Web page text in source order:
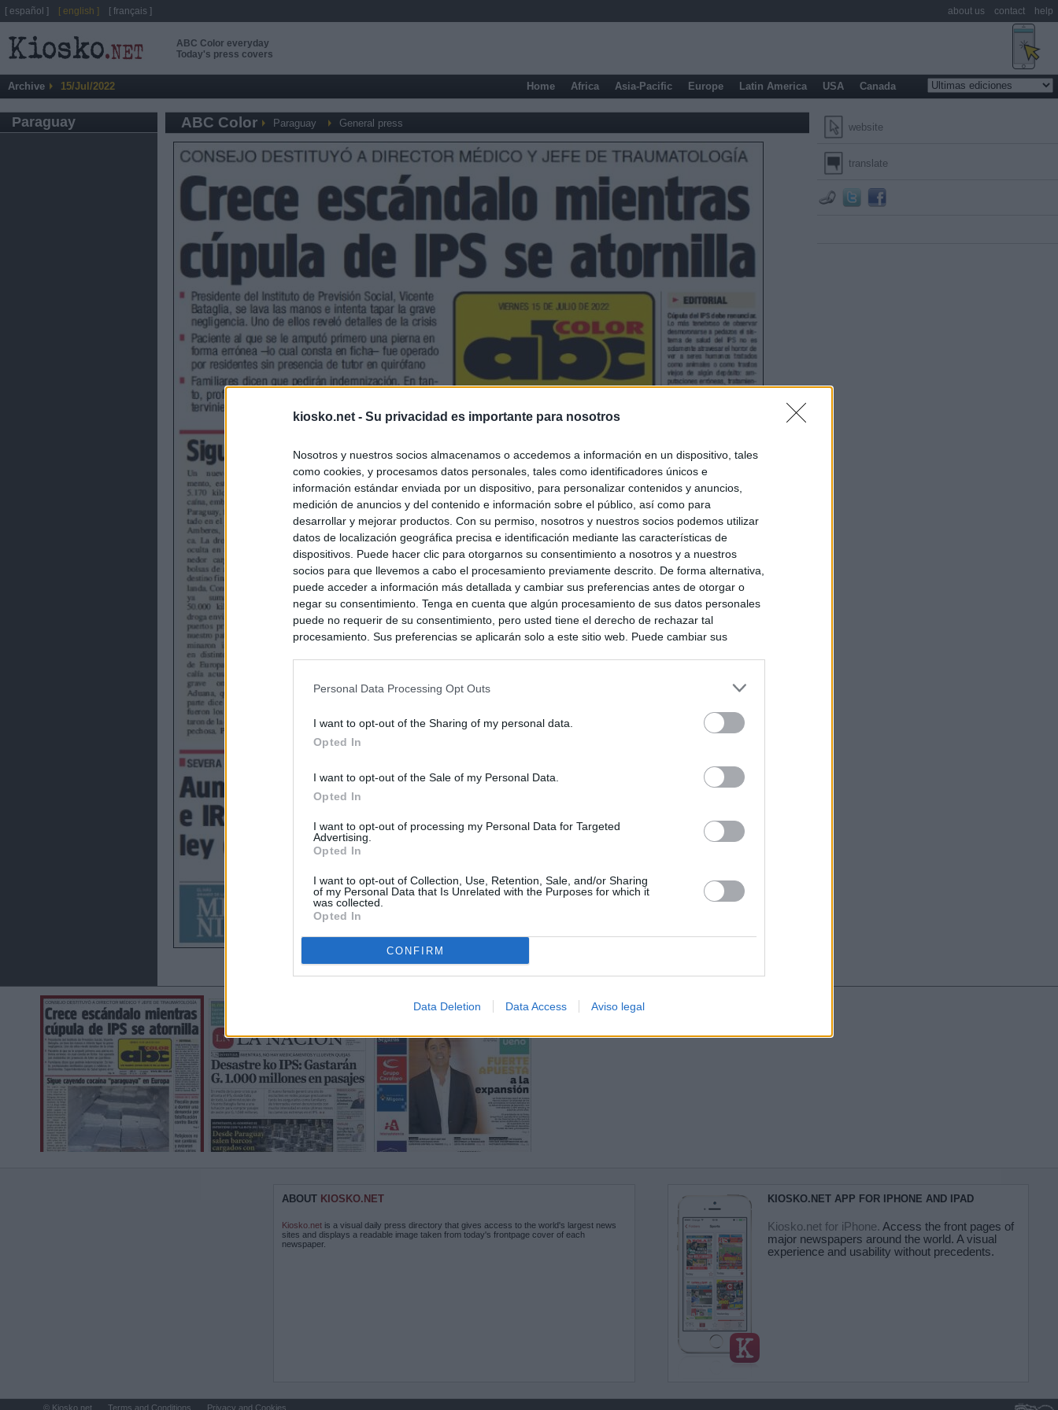
kiosko.net - Su privacidad es importante para nosotros
Nosotros y nuestros socios almacenamos o accedemos a información en un dispositivo, tales
como cookies, y procesamos datos personales, tales como identificadores únicos e
información estándar enviada por un dispositivo, para personalizar contenidos y anuncios,
medición de anuncios y del contenido e información sobre el público, así como para
desarrollar y mejorar productos. Con su permiso, nosotros y nuestros socios podemos utilizar
datos de localización geográfica precisa e identificación mediante las características de
dispositivos. Puede hacer clic para otorgarnos su consentimiento a nosotros y a nuestros
socios para que llevemos a cabo el procesamiento previamente descrito. De forma alternativa,
puede acceder a información más detallada y cambiar sus preferencias antes de otorgar o
negar su consentimiento. Tenga en cuenta que algún procesamiento de sus datos personales
puede no requerir de su consentimiento, pero usted tiene el derecho de rechazar tal
procesamiento. Sus preferencias se aplicarán solo a este sitio web. Puede cambiar sus
Personal Data Processing Opt Outs
I want to opt-out of the Sharing of my personal data.
Opted In
I want to opt-out of the Sale of my Personal Data.
Opted In
I want to opt-out of processing my Personal Data for Targeted
Advertising.
Opted In
I want to opt-out of Collection, Use, Retention, Sale, and/or Sharing
of my Personal Data that Is Unrelated with the Purposes for which it
was collected.
Opted In
CONFIRM
Data Deletion Data Access Aviso legal
ABC Color everyday
Today's press covers
Archive 15/Jul/2022 Home Africa Asia-Pacific Europe Latin America USA Canada
Paraguay website
translate
ABC Color Paraguay General press
ABOUT KIOSKO.NET
Kiosko.net is a visual daily press directory that gives access to the world's largest news
sites and displays a readable image taken from today's frontpage cover of each
newspaper.
KIOSKO.NET APP FOR IPHONE AND IPAD
Kiosko.net for iPhone. Access the front pages of
major newspapers around the world. A visual
experience and usability without precedents.
[ español ] [ english ] [ français ] about us contact help
© Kiosko.net Terms and Conditions Privacy and Cookies